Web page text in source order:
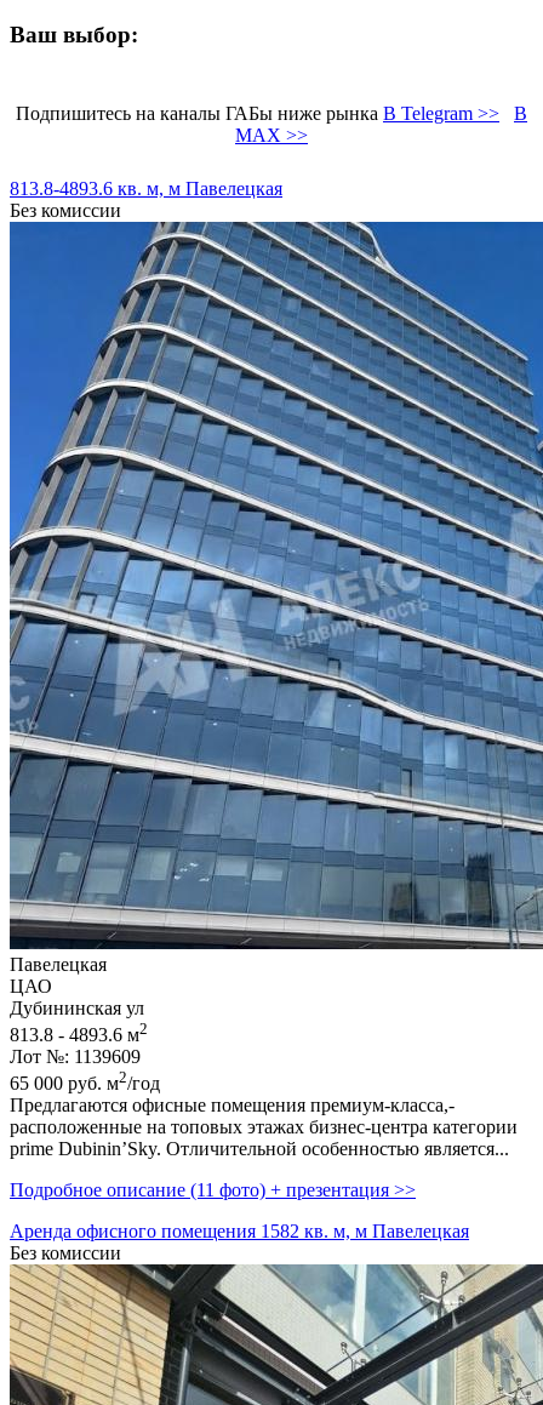
Ваш выбор:
Подпишитесь на каналы ГАБы ниже рынка В Telegram >>
В
MAX >>
813.8-4893.6 кв. м, м Павелецкая
Без комиссии
Павелецкая
ЦАО
Дубининская ул
813.8 - 4893.6 м2
Лот №: 1139609
65 000 руб. м2/год
Предлагаются офисные помещения премиум-класса,­
расположенные на топовых этажах бизнес-центра категории
prime Dubinin’Sky. Отличительной особенностью является...
Подробное описание (11 фото) + презентация >>
Аренда офисного помещения 1582 кв. м, м Павелецкая
Без комиссии